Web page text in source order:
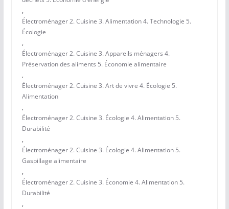
,
Électroménager 2. Cuisine 3. Alimentation 4. Technologie 5.
Écologie
,
Électroménager 2. Cuisine 3. Appareils ménagers 4.
Préservation des aliments 5. Économie alimentaire
,
Électroménager 2. Cuisine 3. Art de vivre 4. Écologie 5.
Alimentation
,
Électroménager 2. Cuisine 3. Écologie 4. Alimentation 5.
Durabilité
,
Électroménager 2. Cuisine 3. Écologie 4. Alimentation 5.
Gaspillage alimentaire
,
Électroménager 2. Cuisine 3. Économie 4. Alimentation 5.
Durabilité
,